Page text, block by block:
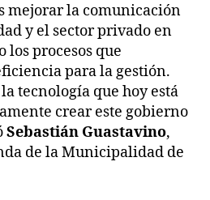
mejorar la comunicación
y el sector privado en
los procesos que
para la gestión.
tecnología que hoy está
crear este gobierno
Sebastián Guastavino,
de la Municipalidad de